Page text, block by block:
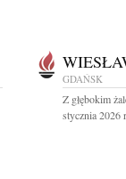
GDAŃSK
Z głębokim
stycznia 2026